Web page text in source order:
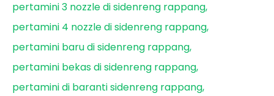
pertamini 3 nozzle di sidenreng rappang
pertamini 4 nozzle di sidenreng rappang
pertamini baru di sidenreng rappang
pertamini bekas di sidenreng rappang
pertamini di baranti sidenreng rappang